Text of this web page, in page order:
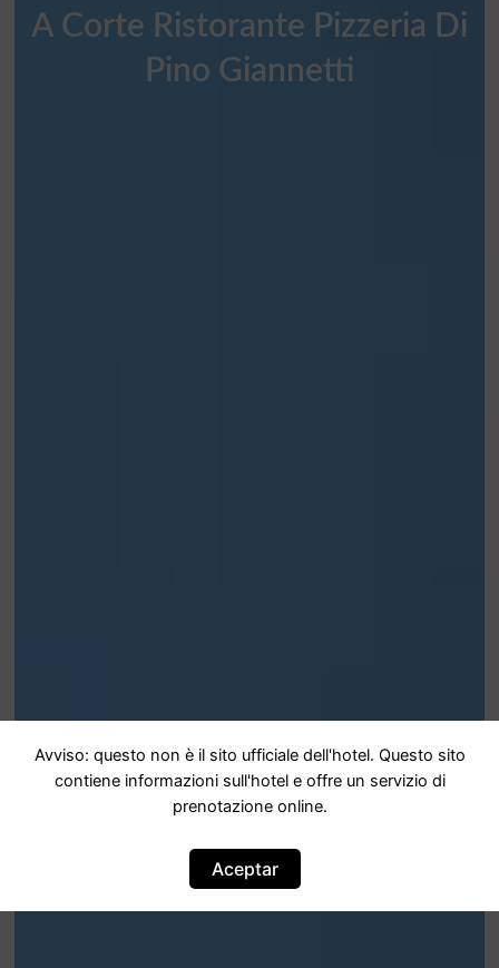
A Corte Ristorante Pizzeria Di
Pino Giannetti
Avviso: questo non è il sito ufficiale dell'hotel. Questo sito
contiene informazioni sull'hotel e offre un servizio di
prenotazione online.
Aceptar